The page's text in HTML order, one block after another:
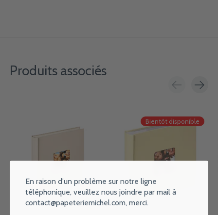
Produits associés
Bientôt disponible
En raison d'un problème sur notre ligne
téléphonique, veuillez nous joindre par mail à
contact@papeteriemichel.com, merci.